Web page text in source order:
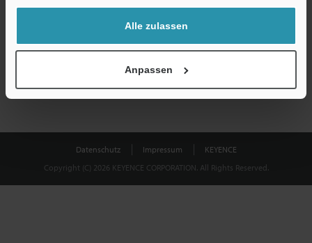
haben.
Alle zulassen
Anpassen
Datenschutz ist uns wichtig - Ihre Daten werden niemals
Datenschutz
Datenschutz Impressum
KEYENCE
Copyright (C) 2026 KEYENCE CORPORATION. All Rights Reserved.